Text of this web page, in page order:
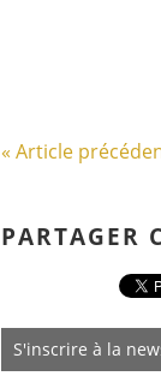
« Article
PARTAGER
S'inscrire à la